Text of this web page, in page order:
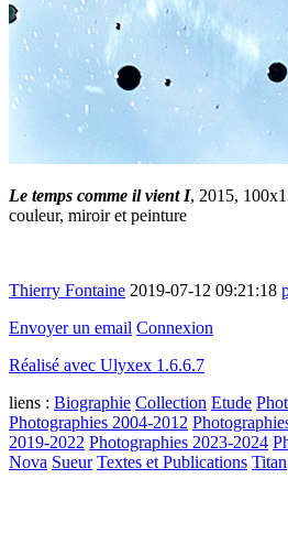
Le temps comme il vient I, 2015,
couleur, miroir et peinture
Thierry Fontaine 2019-07-12 09:21:18
Envoyer un email Connexion
Réalisé avec Ulyxex 1.6.6.7
liens : Biographie Collection Etude
Photographies 2004-2012
2019-2022 Photographies 2023-2024
Nova Sueur Textes et Publications Titan